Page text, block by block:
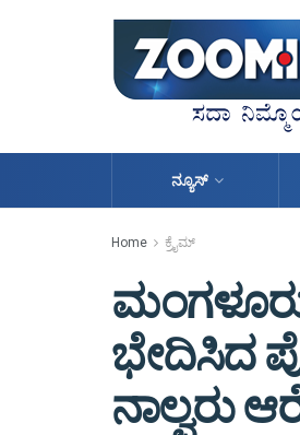
ನ್ಯೂಸ್
Home ಕ್ರೈಮ್
ಭೇದಿಸಿದ
ನಾಲ್ವರು